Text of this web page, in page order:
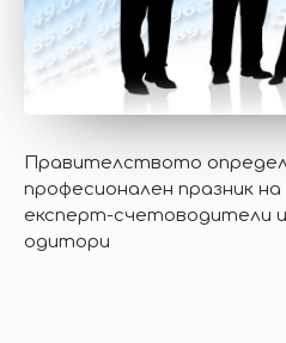
Правителството
професионален празник
експерт-счетоводители
одитори